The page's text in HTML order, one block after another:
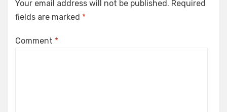
Your email address will not be published. Required
fields are marked *
Comment *